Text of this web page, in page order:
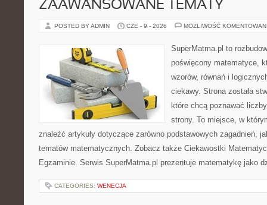
ZAAWANSOWANE TEMATY
POSTED BY ADMIN CZE - 9 - 2026 MOŻLIWOŚĆ
SuperMatma.pl to
poświęcony matematyce,
wzorów, równań i
ciekawy. Strona została
które chcą poznawać
strony. To miejsce, w
znaleźć artykuły dotyczące zarówno podstawowych zagadnień,
tematów matematycznych. Zobacz także Ciekawostki
Egzaminie. Serwis SuperMatma.pl prezentuje matematykę jako
CATEGORIES: WENECJA